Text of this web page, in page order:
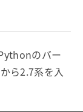
のバー
ら2.7系を入